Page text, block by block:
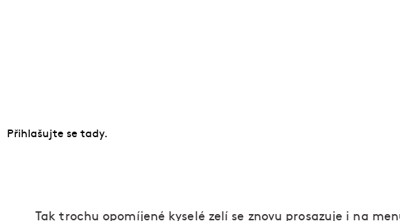
Přihlašujte se tady.
Tak trochu opomíjené kyselé zelí se znovu prosazuje i na